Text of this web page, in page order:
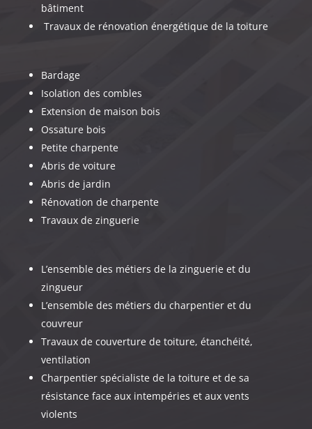
bâtiment
Travaux de rénovation énergétique de la toiture
Bardage
Isolation des combles
Extension de maison bois
Ossature bois
Petite charpente
Abris de voiture
Abris de jardin
Rénovation de charpente
Travaux de zinguerie
L’ensemble des métiers de la zinguerie et du
zingueur
L’ensemble des métiers du charpentier et du
couvreur
Travaux de couverture de toiture, étanchéité,
ventilation
Charpentier spécialiste de la toiture et de sa
résistance face aux intempéries et aux vents
violents